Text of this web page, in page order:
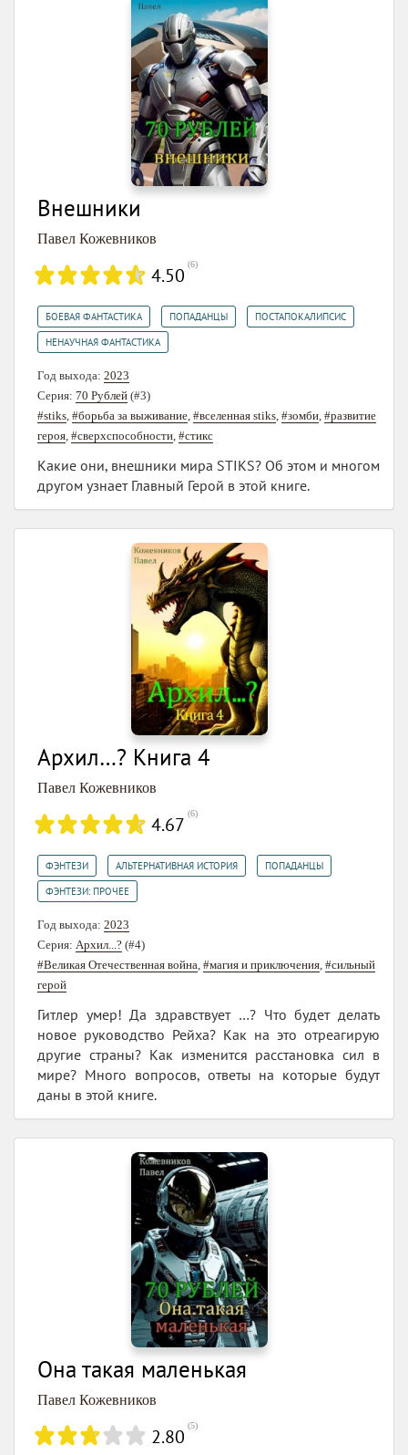
Внешники
Павел Кожевников
4.50 (6)
БОЕВАЯ ФАНТАСТИКА ПОПАДАНЦЫ ПОСТАПОКАЛИПСИС
НЕНАУЧНАЯ ФАНТАСТИКА
Год выхода: 2023
Серия: 70 Рублей (#3)
#stiks, #борьба за выживание, #вселенная stiks, #зомби, #развитие
героя, #сверхспособности, #стикс
Какие они, внешники мира STIKS? Об этом и многом
другом узнает Главный Герой в этой книге.
Архил…? Книга 4
Павел Кожевников
4.67 (6)
ФЭНТЕЗИ АЛЬТЕРНАТИВНАЯ ИСТОРИЯ ПОПАДАНЦЫ
ФЭНТЕЗИ: ПРОЧЕЕ
Год выхода: 2023
Серия: Архил...? (#4)
#Великая Отечественная война, #магия и приключения, #сильный
герой
Гитлер умер! Да здравствует …? Что будет делать
новое руководство Рейха? Как на это отреагирую
другие страны? Как изменится расстановка сил в
мире? Много вопросов, ответы на которые будут
даны в этой книге.
Она такая маленькая
Павел Кожевников
2.80 (5)